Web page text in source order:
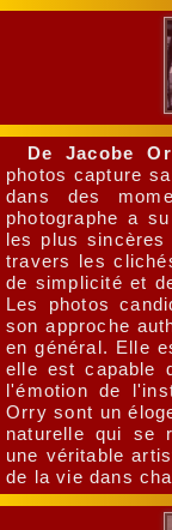
De Jacobe
photos capture
dans des
photographe a
les plus
travers les
de simplicité et
Les photos
son approche
en général. Elle
elle est capable
l'émotion de
Orry sont un
naturelle qui se
une véritable
de la vie dans